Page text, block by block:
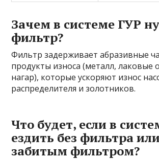
Зачем в системе ГУР
фильтр?
Фильтр задерживает абразивные
продукты износа (металл, лаковые
нагар), которые ускоряют износ
распределителя и золотников.
Что будет, если в
ездить без фильтра
забитым фильтром?